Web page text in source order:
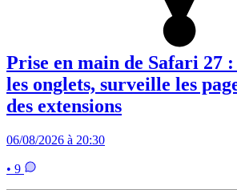
Prise en main de Safari 27
les onglets, surveille les
des extensions
06/08/2026 à 20:30
• 9